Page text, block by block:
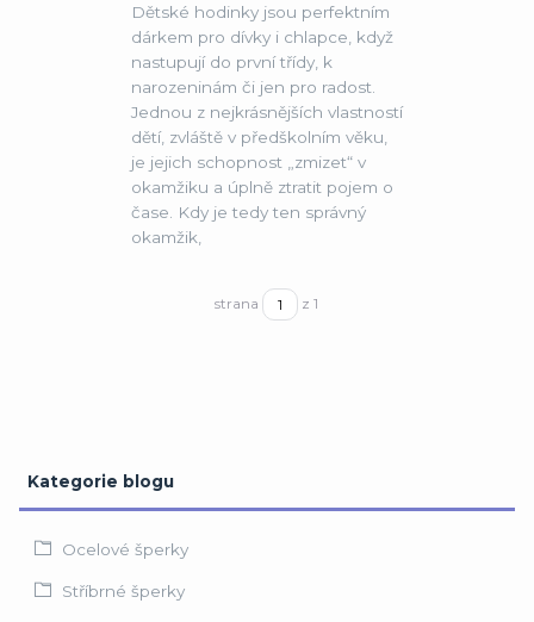
Kategorie blogu
Ocelové šperky
Stříbrné šperky
Dětské hodinky jsou perfektním
dárkem pro dívky i chlapce, když
nastupují do první třídy, k
narozeninám či jen pro radost.
Jednou z nejkrásnějších vlastností
dětí, zvláště v předškolním věku,
je jejich schopnost „zmizet“ v
okamžiku a úplně ztratit pojem o
čase. Kdy je tedy ten správný
okamžik,
strana z 1